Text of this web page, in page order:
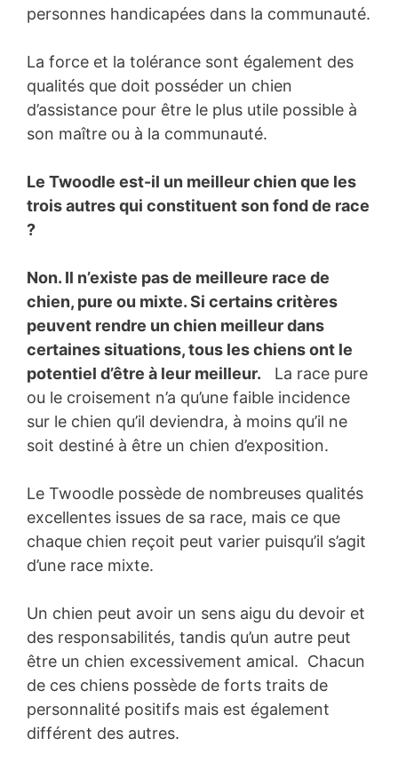
personnes handicapées dans la communauté.
La force et la tolérance sont également des
qualités que doit posséder un chien
d’assistance pour être le plus utile possible à
son maître ou à la communauté.
Le Twoodle est-il un meilleur chien que les
trois autres qui constituent son fond de race
?
Non. Il n’existe pas de meilleure race de
chien, pure ou mixte. Si certains critères
peuvent rendre un chien meilleur dans
certaines situations, tous les chiens ont le
potentiel d’être à leur meilleur. La race pure
ou le croisement n’a qu’une faible incidence
sur le chien qu’il deviendra, à moins qu’il ne
soit destiné à être un chien d’exposition.
Le Twoodle possède de nombreuses qualités
excellentes issues de sa race, mais ce que
chaque chien reçoit peut varier puisqu’il s’agit
d’une race mixte.
Un chien peut avoir un sens aigu du devoir et
des responsabilités, tandis qu’un autre peut
être un chien excessivement amical. Chacun
de ces chiens possède de forts traits de
personnalité positifs mais est également
différent des autres.